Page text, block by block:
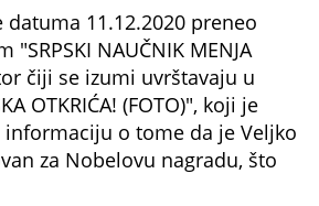
datuma 11.12.2020 preneo
"SRPSKI NAUČNIK MENJA
čiji se izumi uvrštavaju u
OTKRIĆA! (FOTO)", koji je
informaciju o tome da je Veljko
za Nobelovu nagradu, što